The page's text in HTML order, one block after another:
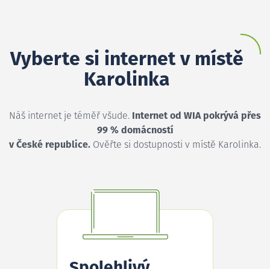
Vyberte si internet v místě
Karolinka
Náš internet je téměř všude. Internet od WIA pokrývá přes
99 % domácností
v České republice. Ověřte si dostupnosti v místě Karolinka.